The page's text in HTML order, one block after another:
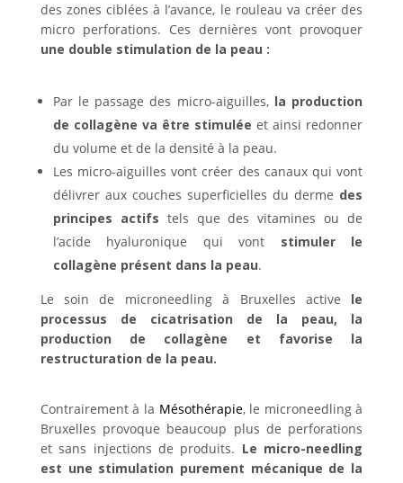
des zones ciblées à l’avance, le rouleau va créer des
micro perforations. Ces dernières vont provoquer
une double stimulation de la peau :
Par le passage des micro-aiguilles, la production
de collagène va être stimulée et ainsi redonner
du volume et de la densité à la peau.
Les micro-aiguilles vont créer des canaux qui vont
délivrer aux couches superficielles du derme des
principes actifs tels que des vitamines ou de
l’acide hyaluronique qui vont stimuler le
collagène présent dans la peau.
Le soin de microneedling à Bruxelles active le
processus de cicatrisation de la peau, la
production de collagène et favorise la
restructuration de la peau.
Contrairement à la Mésothérapie, le microneedling à
Bruxelles provoque beaucoup plus de perforations
et sans injections de produits. Le micro-needling
est une stimulation purement mécanique de la